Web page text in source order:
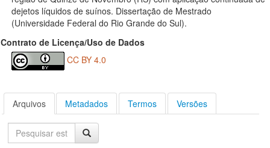
dejetos líquidos de suínos. Dissertação de Mestrado
(Universidade Federal do Rio Grande do Sul).
Contrato de Licença/Uso de Dados
CC BY 4.0
Arquivos Metadados Termos Versões
Pesquisa